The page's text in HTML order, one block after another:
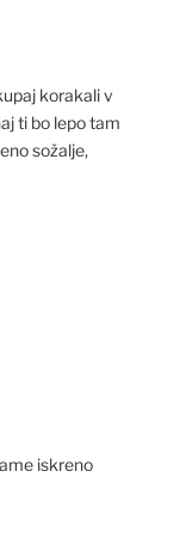
korakali v
ti bo lepo tam
sožalje,
iskreno